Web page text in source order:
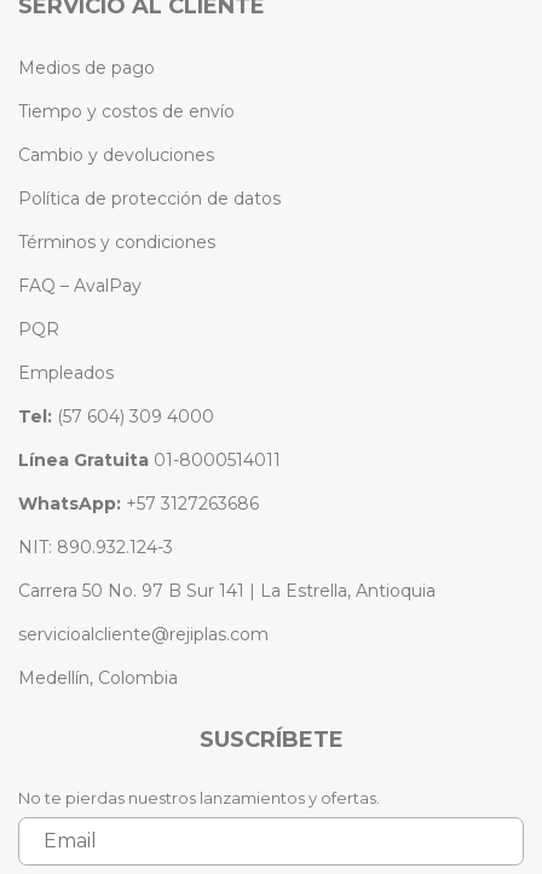
SERVICIO AL CLIENTE
Medios de pago
Tiempo y costos de envío
Cambio y devoluciones
Política de protección de datos
Términos y condiciones
FAQ – AvalPay
PQR
Empleados
Tel: (57 604) 309 4000
Línea Gratuita 01-8000514011
WhatsApp: +57 3127263686
NIT: 890.932.124-3
Carrera 50 No. 97 B Sur 141 | La Estrella, Antioquia
servicioalcliente@rejiplas.com
Medellín, Colombia
SUSCRÍBETE
No te pierdas nuestros lanzamientos y ofertas.